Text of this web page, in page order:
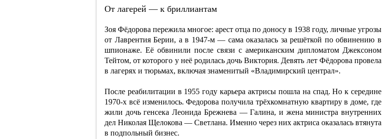
От лагерей — к бриллиантам
Зоя Фёдорова пережила многое: арест отца по доносу в 1938 году, личные угрозы
от Лаврентия Берии, а в 1947-м — сама оказалась за решёткой по обвинению в
шпионаже. Её обвинили после связи с американским дипломатом Джексоном
Тейтом, от которого у неё родилась дочь Виктория. Девять лет Фёдорова провела
в лагерях и тюрьмах, включая знаменитый «Владимирский централ».
После реабилитации в 1955 году карьера актрисы пошла на спад. Но к середине
1970-х всё изменилось. Федорова получила трёхкомнатную квартиру в доме, где
жили дочь генсека Леонида Брежнева — Галина, и жена министра внутренних
дел Николая Щелокова — Светлана. Именно через них актриса оказалась втянута
в подпольный бизнес.